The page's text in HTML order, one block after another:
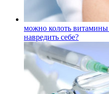
можно колоть
навредить себе?